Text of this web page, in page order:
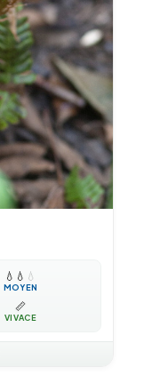
💧 💧 💧
MOYEN
📏
VIVACE